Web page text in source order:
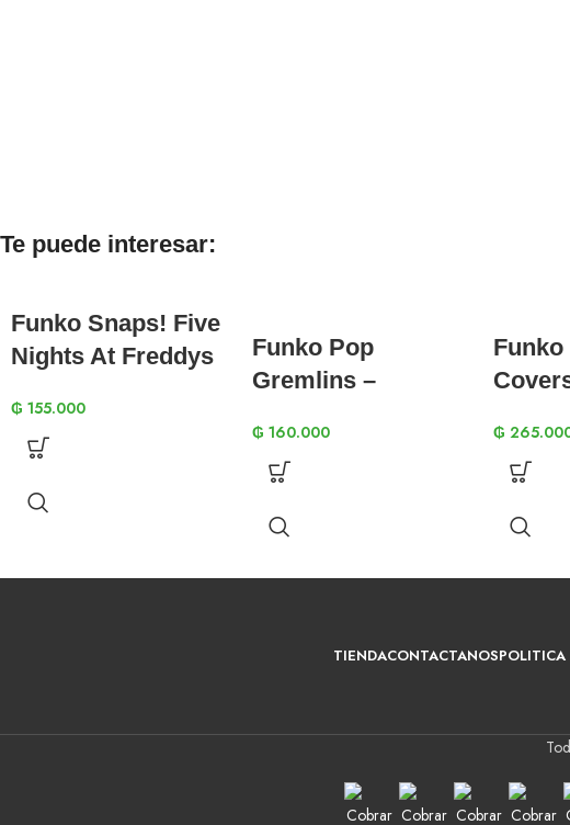
Te puede interesar:
Funko Snaps! Five
Nights At Freddys
Bonnie
₲ 155.000
Funko Pop
Gremlins –
₲ 160.000 ₲
TIENDACONTACTANOSPOLITICA